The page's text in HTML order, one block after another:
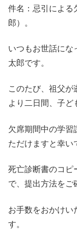
件名：忌引による
郎）。
いつもお世話にな
太郎です。
このたび、祖父が
より二日間、子ど
欠席期間中の学習
ただけますと幸い
死亡診断書のコピ
で、提出方法をご
お手数をおかけい
す。